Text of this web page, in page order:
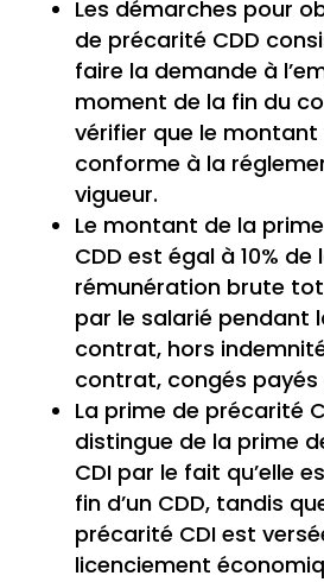
Les démarches pour
de précarité CDD
faire la demande à
moment de la fin du
vérifier que le montant
conforme à la
vigueur.
Le montant de la
CDD est égal à 10% de
rémunération brute
par le salarié pendant
contrat, hors
contrat, congés payés
La prime de précarité
distingue de la prime
CDI par le fait qu’elle
fin d’un CDD, tandis
précarité CDI est
licenciement